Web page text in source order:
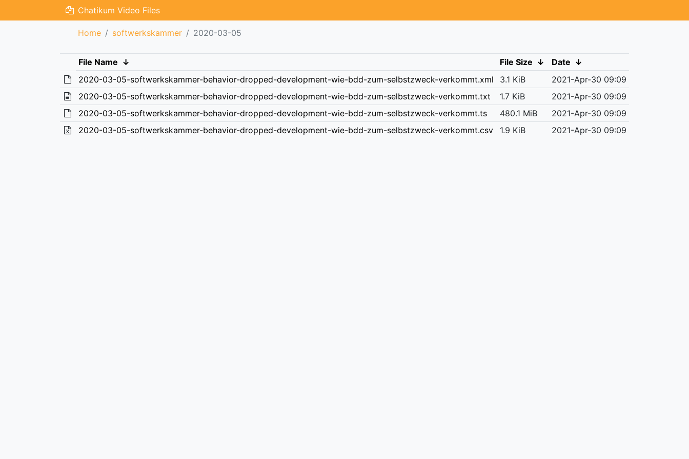
Chatikum Video Files
Home softwerkskammer 2020-03-05
File Name ↓ File Size ↓ Date ↓
2020-03-05-softwerkskammer-behavior-dropped-development-wie-bdd-zum-selbstzweck-verkommt.xml
3.1 KiB
2021-Apr-30 09:09
2020-03-05-softwerkskammer-behavior-dropped-development-wie-bdd-zum-selbstzweck-verkommt.txt
1.7 KiB
2021-Apr-30 09:09
2020-03-05-softwerkskammer-behavior-dropped-development-wie-bdd-zum-selbstzweck-verkommt.ts
480.1 MiB
2021-Apr-30 09:09
2020-03-05-softwerkskammer-behavior-dropped-development-wie-bdd-zum-selbstzweck-verkommt.csv
1.9 KiB 2021-Apr-30 09:09